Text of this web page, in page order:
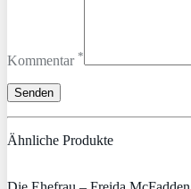
Kommentar *
Ähnliche Produkte